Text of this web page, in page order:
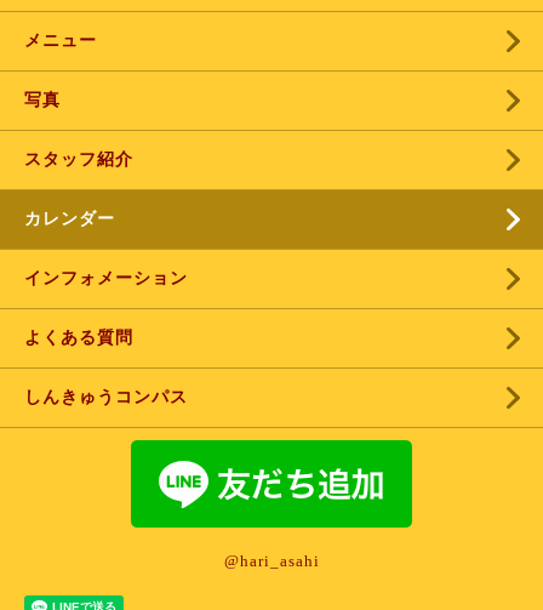
メニュー
写真
スタッフ紹介
カレンダー
インフォメーション
よくある質問
しんきゅうコンパス
@hari_asahi